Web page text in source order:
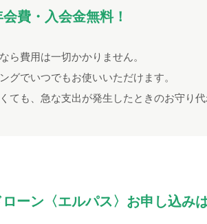
費・入会金無料！
ら費用は一切かかりません。
グでいつでもお使いいただけます。
ても、急な支出が発生したときのお守り代
ーン〈エルパス〉お申し込み